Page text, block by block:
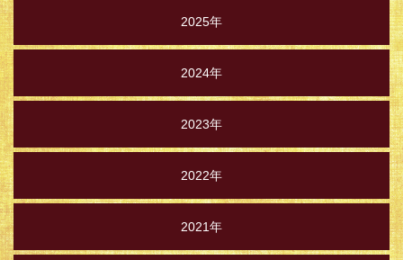
2025年
2024年
2023年
2022年
2021年